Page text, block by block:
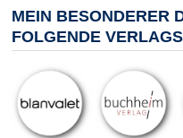
MEIN BESONDERER
FOLGENDE